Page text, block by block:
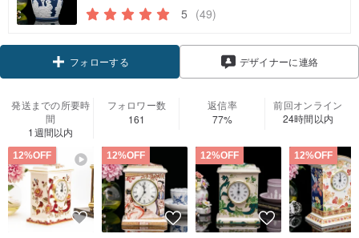
5 (49)
フォローする
デザイナーに連絡
発送までの所要時
間
1週間以内
フォロワー数
161
返信率
77%
前回オンライン
24時間以内
12%OFF 12%OFF 12%OFF 12%OFF